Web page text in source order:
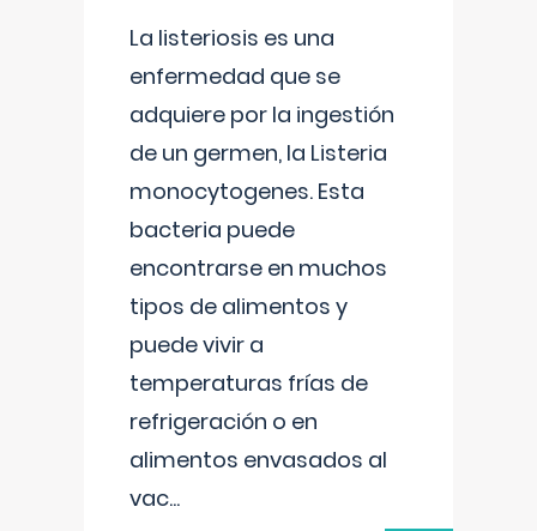
La listeriosis es una
enfermedad que se
adquiere por la ingestión
de un germen, la Listeria
monocytogenes. Esta
bacteria puede
encontrarse en muchos
tipos de alimentos y
puede vivir a
temperaturas frías de
refrigeración o en
alimentos envasados al
vac...